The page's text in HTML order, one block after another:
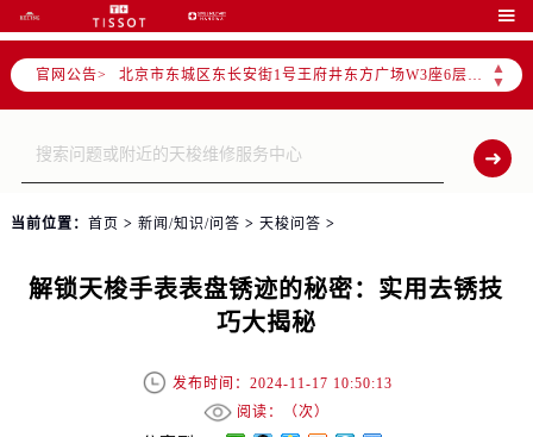

官网公告>
▲
▼
北京市东城区东长安街1号王府井东方广场W3座6层602室售后服务中心（需提前预约）
节假日正常营业！
当前位置： 首页 > 新闻/知识/问答 > 天梭问答 >
解锁天梭手表表盘锈迹的秘密：实用去锈技
巧大揭秘
发布时间：2024-11-17 10:50:13
阅读：（次）